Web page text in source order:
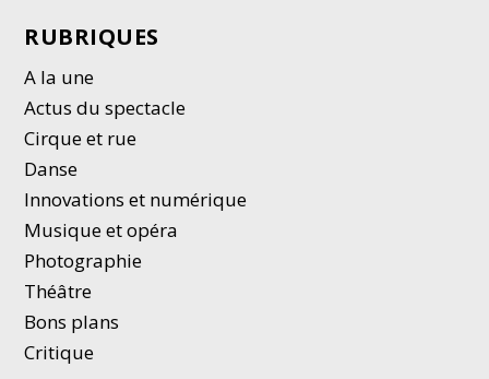
RUBRIQUES
A la une
Actus du spectacle
Cirque et rue
Danse
Innovations et numérique
Musique et opéra
Photographie
Théâtre
Bons plans
Critique